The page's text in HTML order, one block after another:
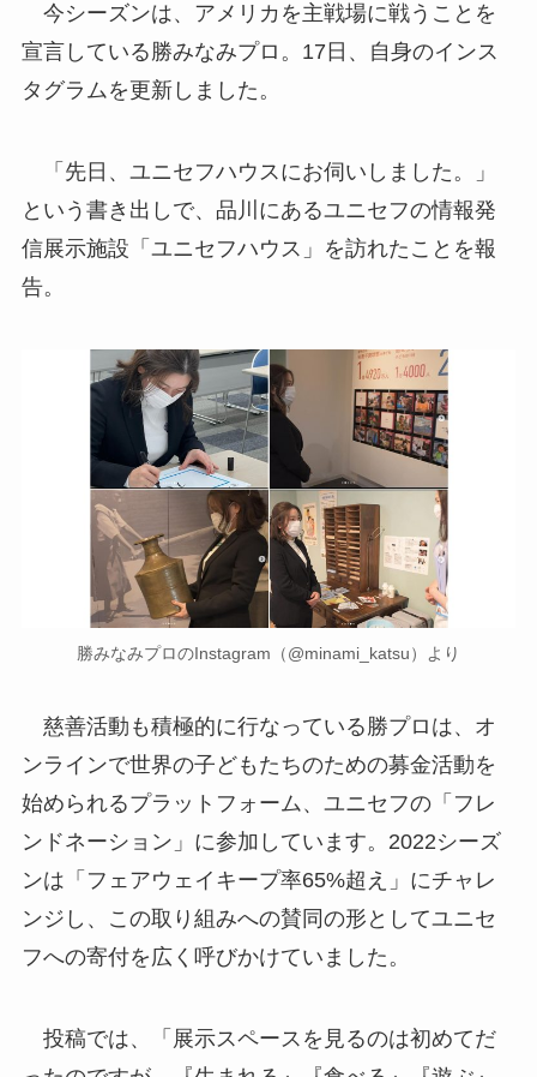
今シーズンは、アメリカを主戦場に戦うことを
宣言している勝みなみプロ。17日、自身のインス
タグラムを更新しました。
「先日、ユニセフハウスにお伺いしました。」
という書き出しで、品川にあるユニセフの情報発
信展示施設「ユニセフハウス」を訪れたことを報
告。
勝みなみプロのInstagram（@minami_katsu）より
慈善活動も積極的に行なっている勝プロは、オ
ンラインで世界の子どもたちのための募金活動を
始められるプラットフォーム、ユニセフの「フレ
ンドネーション」に参加しています。2022シーズ
ンは「フェアウェイキープ率65%超え」にチャレ
ンジし、この取り組みへの賛同の形としてユニセ
フへの寄付を広く呼びかけていました。
投稿では、「展示スペースを見るのは初めてだ